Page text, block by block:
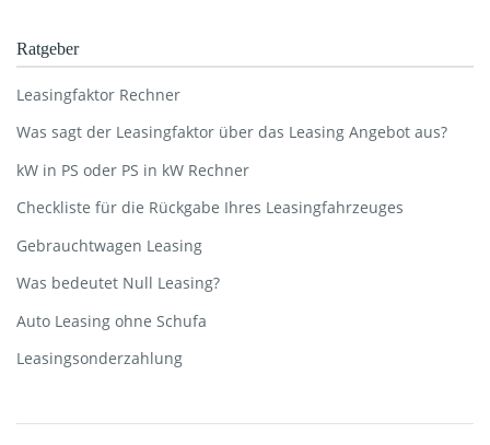
Ratgeber
Leasingfaktor Rechner
Was sagt der Leasingfaktor über das Leasing Angebot aus?
kW in PS oder PS in kW Rechner
Checkliste für die Rückgabe Ihres Leasingfahrzeuges
Gebrauchtwagen Leasing
Was bedeutet Null Leasing?
Auto Leasing ohne Schufa
Leasingsonderzahlung